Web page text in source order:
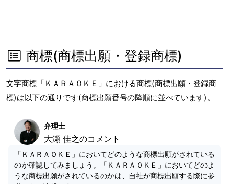
商標(商標出願・登録商標)
文字商標「ＫＡＲＡＯＫＥ」における商標(商標出願・登録商
標)は以下の通りです(商標出願番号の降順に並べています)。
弁理士
大瀬 佳之のコメント
「ＫＡＲＡＯＫＥ」においてどのような商標出願がされている
のか確認してみましょう。「ＫＡＲＡＯＫＥ」においてどのよ
うな商標出願がされているのかは、自社が商標出願する際に参